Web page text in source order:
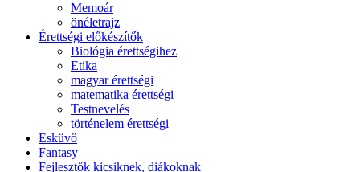
Memoár
önéletrajz
Érettségi előkészítők
Biológia érettségihez
Etika
magyar érettségi
matematika érettségi
Testnevelés
történelem érettségi
Esküvő
Fantasy
Fejlesztők kicsiknek, diákoknak